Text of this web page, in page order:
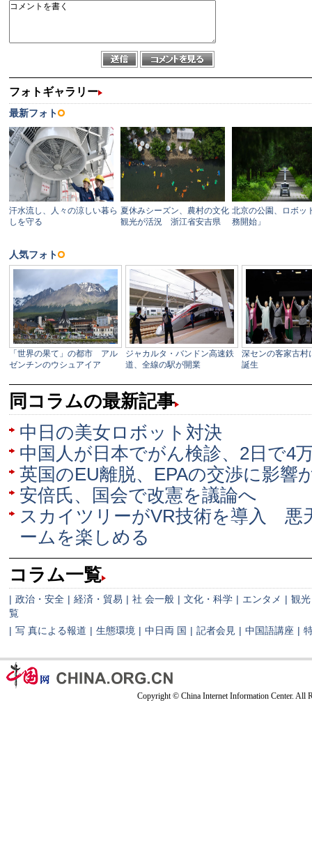
同コラムの最新記事
中日の美女ロボット対決
中国人が日本でがん検診、2日で4
英国のEU離脱、EPAの交渉に影響
安倍氏、国会で改憲を議論へ
スカイツリーがVR技術を導入 悪
ームを楽しめる
コラム一覧
| 政治・安全 | 経済・貿易 | 社 会一般 | 文化・科学 | エンタメ | 観光
覧
| 写 真による報道 | 生態環境 | 中日両 国 | 記者会見 | 中国語講座 |